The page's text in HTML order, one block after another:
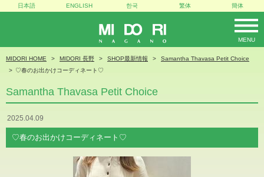
MIDORI
MENU
日本語 ENGLISH 한국 繁体 簡体
MIDORI HOME MIDORI 長野 SHOP最新情報
Samantha Thavasa Petit Choice
♡春のお出かけコーディネート♡
Samantha Thavasa Petit Choice
2025.04.09
♡春のお出かけコーディネート♡